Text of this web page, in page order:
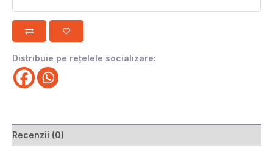
Distribuie pe rețelele socializare:
Recenzii (0)